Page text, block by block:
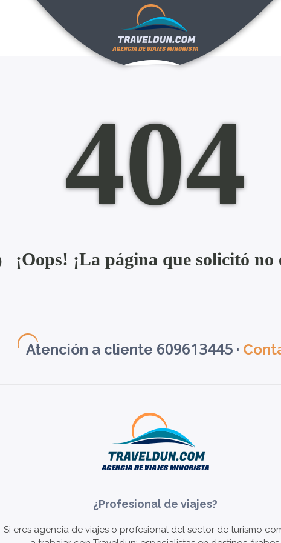
404
¡Oops! ¡La página que solicitó no
Atención a cliente 609613445·
¿Profesional de viajes?
Si eres agencia de viajes o profesional del sector de turismo